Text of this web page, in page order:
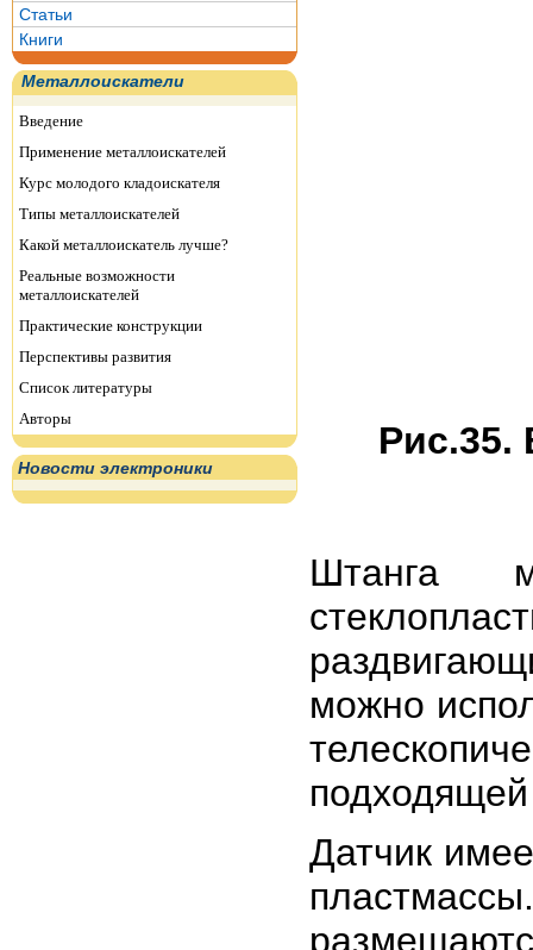
Статьи
Книги
Металлоискатели
Введение
Применение металлоискателей
Курс молодого кладоискателя
Типы металлоискателей
Какой металлоискатель лучше?
Реальные возможности
металлоискателей
Практические конструкции
Перспективы развития
Список литературы
Авторы
Новости электроники
Рис.35.
Штанга
можно
Датчик